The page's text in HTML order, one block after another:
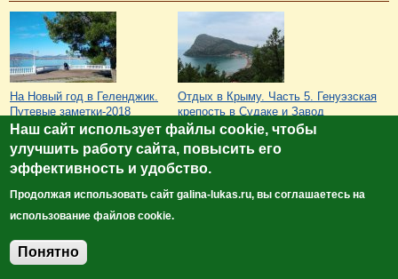
На Новый год в Геленджик.
Путевые заметки-2018
Татьяны Тыриной
Отдых в Крыму. Часть 5. Генуэзская
крепость в Судаке и Завод
шампанских вин в Новом Свете
8707 просмотров
© Сайт клуб путешественников "Лукас Тур"
https://galina-lukas.ru
Наш сайт использует файлы cookie, чтобы
улучшить работу сайта, повысить его
эффективность и удобство.
Продолжая использовать сайт galina-lukas.ru, вы соглашаетесь на
использование файлов cookie.
Понятно